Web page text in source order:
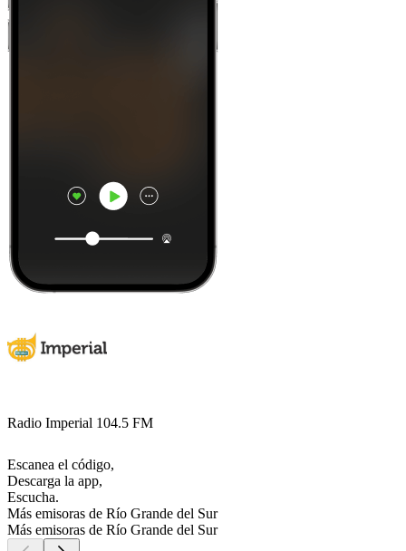
Radio Imperial 104.5 FM
Escanea el código,
Descarga la app,
Escucha.
Más emisoras de Río Grande del Sur
Más emisoras de Río Grande del Sur